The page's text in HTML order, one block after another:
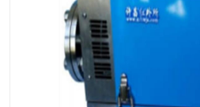
红外加热元件
高端红外加热实验设备
高温涂料